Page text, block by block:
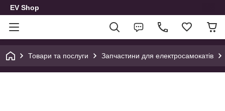
EV Shop
Товари та послуги Запчастини для електросамокатів